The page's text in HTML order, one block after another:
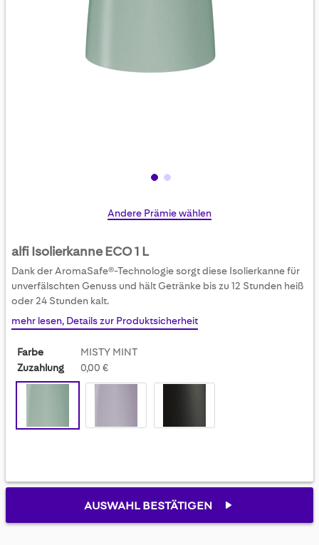
Skip
of
the
gallery
Andere Prämie wählen
alfi Isolierkanne ECO 1 L
Dank der AromaSafe®-Technologie sorgt diese Isolierkanne für
unverfälschten Genuss und hält Getränke bis zu 12 Stunden heiß
oder 24 Stunden kalt.
mehr lesen, Details zur Produktsicherheit
Farbe
MISTY MINT
Zuzahlung
0,00 €
AUSWAHL BESTÄTIGEN